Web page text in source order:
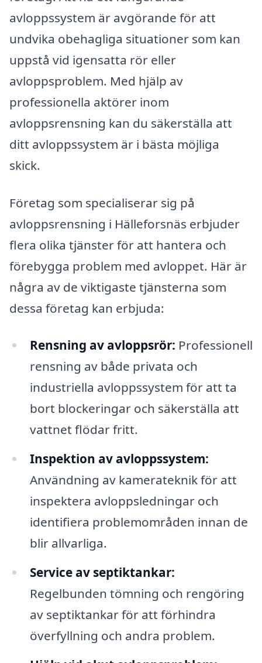
avloppssystem är avgörande för att
undvika obehagliga situationer som kan
uppstå vid igensatta rör eller
avloppsproblem. Med hjälp av
professionella aktörer inom
avloppsrensning kan du säkerställa att
ditt avloppssystem är i bästa möjliga
skick.
Företag som specialiserar sig på
avloppsrensning i Hälleforsnäs erbjuder
flera olika tjänster för att hantera och
förebygga problem med avloppet. Här är
några av de viktigaste tjänsterna som
dessa företag kan erbjuda:
Rensning av avloppsrör: Professionell
rensning av både privata och
industriella avloppssystem för att ta
bort blockeringar och säkerställa att
vattnet flödar fritt.
Inspektion av avloppssystem:
Användning av kamerateknik för att
inspektera avloppsledningar och
identifiera problemområden innan de
blir allvarliga.
Service av septiktankar:
Regelbunden tömning och rengöring
av septiktankar för att förhindra
överfyllning och andra problem.